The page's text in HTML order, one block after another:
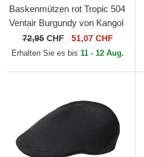
Baskenmützen rot Tropic 504
Ventair Burgundy von Kangol
72,95CHF 51,07 CHF
Erhalten Sie es bis 11 - 12 Aug.